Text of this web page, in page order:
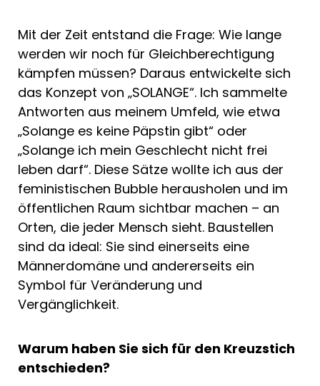
Mit der Zeit entstand die Frage: Wie lange
werden wir noch für Gleichberechtigung
kämpfen müssen? Daraus entwickelte sich
das Konzept von „SOLANGE“. Ich sammelte
Antworten aus meinem Umfeld, wie etwa
„Solange es keine Päpstin gibt“ oder
„Solange ich mein Geschlecht nicht frei
leben darf“. Diese Sätze wollte ich aus der
feministischen Bubble herausholen und im
öffentlichen Raum sichtbar machen – an
Orten, die jeder Mensch sieht. Baustellen
sind da ideal: Sie sind einerseits eine
Männerdomäne und andererseits ein
Symbol für Veränderung und
Vergänglichkeit.
Warum haben Sie sich für den Kreuzstich
entschieden?